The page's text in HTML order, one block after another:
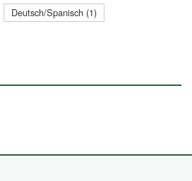
Deutsch/Spanisch (1)